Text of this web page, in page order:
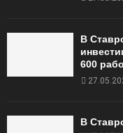
В
600
В